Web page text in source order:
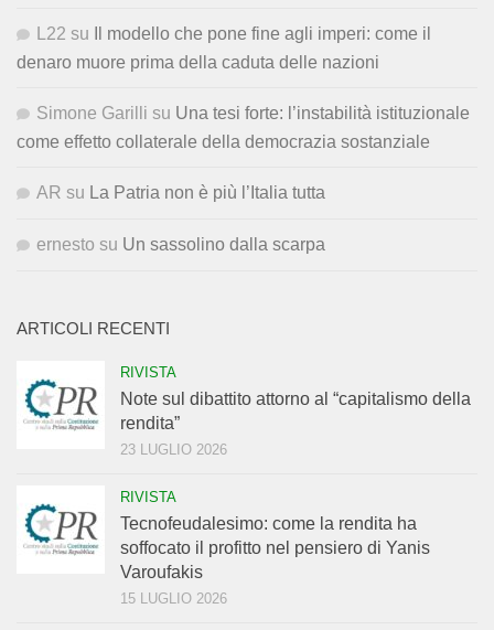
L22 su
Il modello che pone fine agli imperi: come il
denaro muore prima della caduta delle nazioni
Simone Garilli su Una tesi forte: l’instabilità istituzionale
come effetto collaterale della democrazia sostanziale
AR su La Patria non è più l’Italia tutta
ernesto su Un sassolino dalla scarpa
ARTICOLI RECENTI
RIVISTA
Note sul dibattito attorno al “capitalismo della
rendita”
23 LUGLIO 2026
RIVISTA
Tecnofeudalesimo: come la rendita ha
soffocato il profitto nel pensiero di Yanis
Varoufakis
15 LUGLIO 2026